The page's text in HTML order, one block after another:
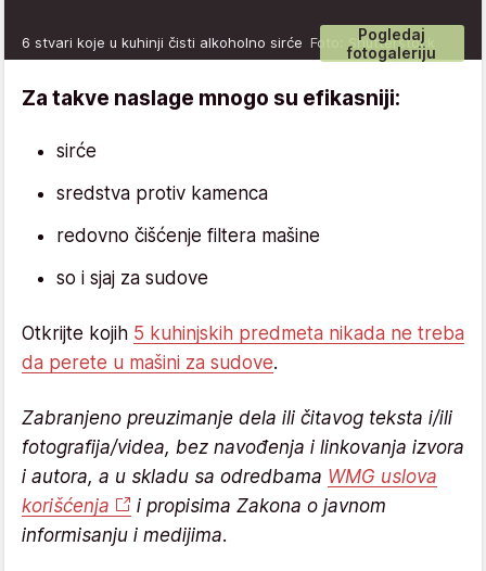
Pogledaj
fotogaleriju
6 stvari koje u kuhinji čisti alkoholno sirće Foto: Shutterstock
Za takve naslage mnogo su efikasniji:
sirće
sredstva protiv kamenca
redovno čišćenje filtera mašine
so i sjaj za sudove
Otkrijte kojih 5 kuhinjskih predmeta nikada ne treba
da perete u mašini za sudove.
Zabranjeno preuzimanje dela ili čitavog teksta i/ili
fotografija/videa, bez navođenja i linkovanja izvora
i autora, a u skladu sa odredbama WMG uslova
korišćenja
i propisima Zakona o javnom
informisanju i medijima.